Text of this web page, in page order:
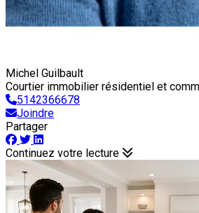
Michel Guilbault
Courtier immobilier résidentiel et
5142366678
Joindre
Partager
Continuez votre lecture